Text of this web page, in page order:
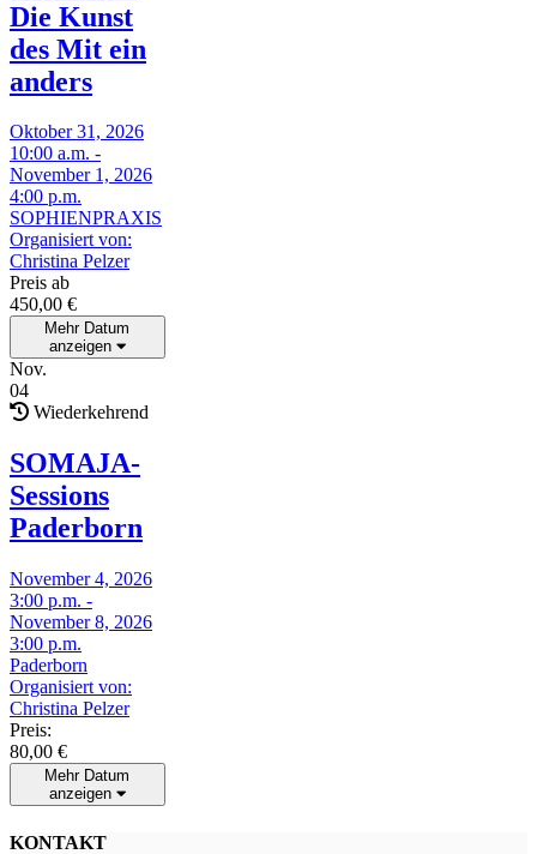
Die Kunst
des Mit ein
anders
Oktober 31, 2026
10:00 a.m. -
November 1, 2026
4:00 p.m.
SOPHIENPRAXIS
Organisiert von:
Christina Pelzer
Preis ab
450,00 €
Mehr Datum
anzeigen
Nov.
04
Wiederkehrend
SOMAJA-
Sessions
Paderborn
November 4, 2026
3:00 p.m. -
November 8, 2026
3:00 p.m.
Paderborn
Organisiert von:
Christina Pelzer
Preis:
80,00 €
Mehr Datum
anzeigen
KONTAKT